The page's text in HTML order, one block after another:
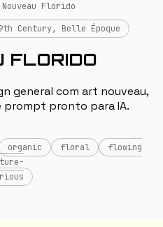
Florido
Century, Belle Époque
FLORIDO
general com art nouveau,
prompt pronto para IA.
organic floral
flowing